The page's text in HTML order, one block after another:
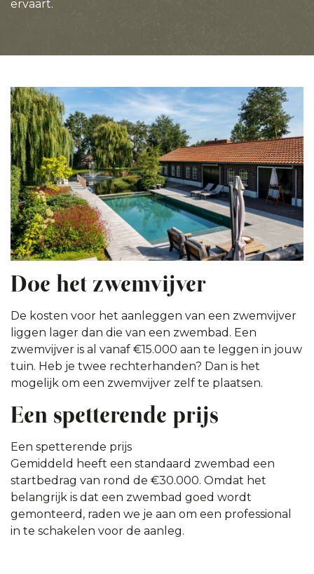
ervaart.
Doe het zwemvijver
De kosten voor het aanleggen van een zwemvijver
liggen lager dan die van een zwembad. Een
zwemvijver is al vanaf €15.000 aan te leggen in jouw
tuin. Heb je twee rechterhanden? Dan is het
mogelijk om een zwemvijver zelf te plaatsen.
Een spetterende prijs
Een spetterende prijs
Gemiddeld heeft een standaard zwembad een
startbedrag van rond de €30.000. Omdat het
belangrijk is dat een zwembad goed wordt
gemonteerd, raden we je aan om een professional
in te schakelen voor de aanleg.